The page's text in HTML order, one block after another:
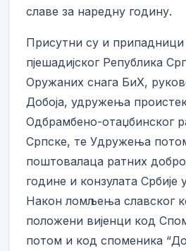
славе за наредну годину.
Присутни су и припадници
пјешадијског Република
Оружаних снага БиХ,
Добоја, удружења
Одбрамбено-отаџбинског
Српске, те Удружења
поштовалаца ратних
године и конзулата Србије
Након ломљења славског
положени вијенци код
потом и код споменика